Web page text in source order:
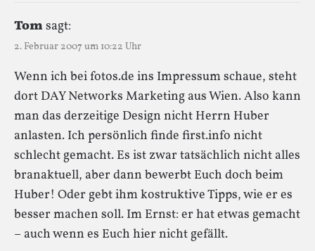
Tomsagt:
2. Februar 2007 um 10:22 Uhr
Wenn ich bei fotos.de ins Impressum schaue, steht
dort DAY Networks Marketing aus Wien. Also kann
man das derzeitige Design nicht Herrn Huber
anlasten. Ich persönlich finde first.info nicht
schlecht gemacht. Es ist zwar tatsächlich nicht alles
branaktuell, aber dann bewerbt Euch doch beim
Huber! Oder gebt ihm kostruktive Tipps, wie er es
besser machen soll. Im Ernst: er hat etwas gemacht
– auch wenn es Euch hier nicht gefällt.